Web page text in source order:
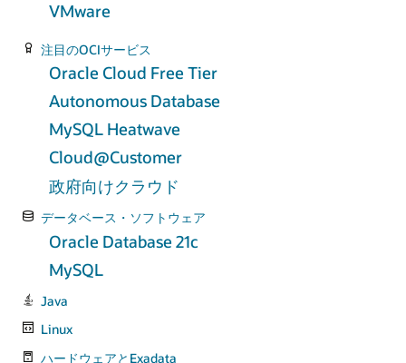
VMware
注目のOCIサービス
Oracle Cloud Free Tier
Autonomous Database
MySQL Heatwave
Cloud@Customer
政府向けクラウド
データベース・ソフトウェア
Oracle Database 21c
MySQL
Java
Linux
ハードウェアとExadata